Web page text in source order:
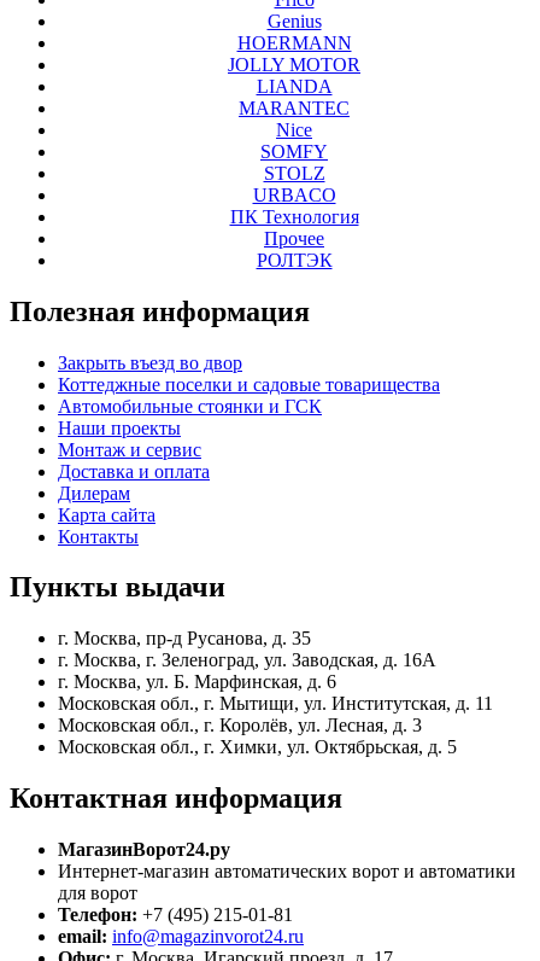
Genius
HOERMANN
JOLLY MOTOR
LIANDA
MARANTEC
Nice
SOMFY
STOLZ
URBACO
ПК Технология
Прочее
РОЛТЭК
Полезная информация
Закрыть въезд во двор
Коттеджные поселки и садовые товарищества
Автомобильные стоянки и ГСК
Наши проекты
Монтаж и сервис
Доставка и оплата
Дилерам
Карта сайта
Контакты
Пункты выдачи
г. Москва, пр-д Русанова, д. 35
г. Москва, г. Зеленоград, ул. Заводская, д. 16А
г. Москва, ул. Б. Марфинская, д. 6
Московская обл., г. Мытищи, ул. Институтская, д. 11
Московская обл., г. Королёв, ул. Лесная, д. 3
Московская обл., г. Химки, ул. Октябрьская, д. 5
Контактная информация
МагазинВорот24.ру
Интернет-магазин автоматических ворот и автоматики
для ворот
Телефон: +7 (495) 215-01-81
email: info@magazinvorot24.ru